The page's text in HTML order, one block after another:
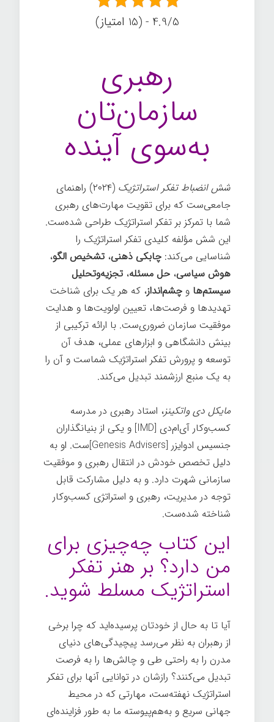
4.9/5 - (15 امتیاز)
رهبری
سازمان‌تان
به‌سوی آینده
شش انضباط تفکر استراتژیک
(۲۰۲۴) راهنمای
جامعی‌ست که برای تقویت مهارت‌های رهبری
شما با تمرکز بر تفکر استراتژیک طراحی شده‌ست.
این شش مؤلفه کلیدی تفکر استراتژیک را
شناسایی می‌کند: چابکی ذهنی، تشخیص الگو،
هوش سیاسی، حل مسئله، تجزیه‌وتحلیل
سیستم‌ها و چشم‌انداز، که هر یک برای شناخت
تهدیدها و فرصت‌ها، تعیین اولویت‌ها و هدایت
موفقیت سازمان ضروری‌ست. با ارائه ترکیبی از
بینش دانشگاهی و ابزارهای عملی، هدف آن
توسعه و پرورش تفکر استراتژیک شماست و آن را
به یک منبع ارزشمند تبدیل می‌کند.
مایکل دی واتکینز، استاد رهبری در مدرسه
کسب‌وکار آی‌ام‌دی [IMD] و یکی از بنیانگذاران
جنسیس ادوایزر [Genesis Advisers]ست. او به
دلیل تخصص خودش در انتقال رهبری و موفقیت
سازمانی شهرت دارد. و به دلیل مشارکت قابل
توجه در مدیریت، رهبری و استراتژی کسب‌وکار
شناخته شده‌ست.
این کتاب چه‌چیزی برای
من دارد؟ بر هنر تفکر
استراتژیک مسلط شوید.
آیا تا به حال از خودتان پرسیده‌اید که چرا برخی
از رهبران به نظر می‌رسد پیچیدگی‌های دنیای
مدرن را به راحتی طی و چالش‌ها را به فرصت
تبدیل می‌کنند؟ رازشان در توانایی آنها برای تفکر
استراتژیک نهفته‌ست، مهارتی که در محیط
جهانی سریع و به‌هم‌پیوسته ما به طور فزاینده‌ای